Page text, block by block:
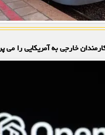
خارجی به آمریکایی را می